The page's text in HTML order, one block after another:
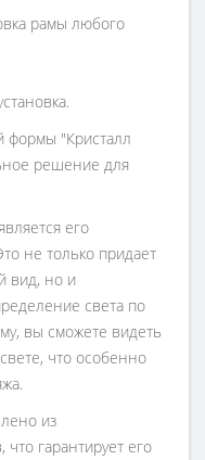
рамы любого
формы "Кристалл
решение для
его
не только придает
вид, но и
света по
вы сможете видеть
что особенно
из
гарантирует его